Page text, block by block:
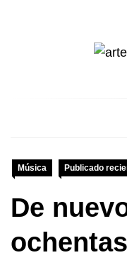
Música Publicado
De